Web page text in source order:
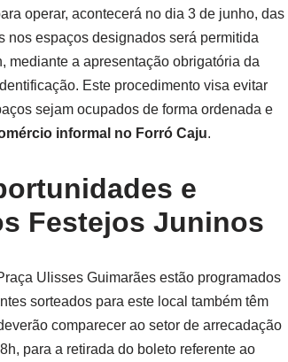
operar, acontecerá no dia 3 de junho, das
nos espaços designados será permitida
mediante a apresentação obrigatória da
Este procedimento visa evitar
sejam ocupados de forma ordenada e
informal no Forró Caju.
e
Festejos Juninos
Ulisses Guimarães estão programados
sorteados para este local também têm
comparecer ao setor de arrecadação
para a retirada do boleto referente ao